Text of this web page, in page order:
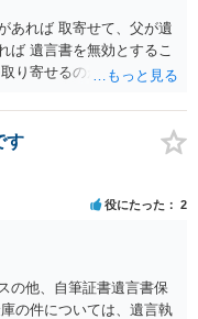
あれば 取寄せて、父が遺
ば 遺言書を無効とするこ
り寄せるのが重要となり
す
役にたった 2
の他、自筆証書遺言書保
の件については、遺言執